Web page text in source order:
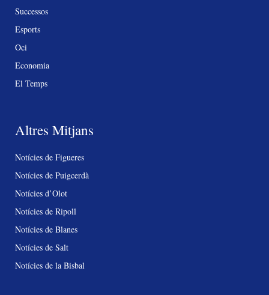
Successos
Esports
Oci
Economia
El Temps
Altres Mitjans
Notícies de Figueres
Notícies de Puigcerdà
Notícies d’Olot
Notícies de Ripoll
Notícies de Blanes
Notícies de Salt
Notícies de la Bisbal